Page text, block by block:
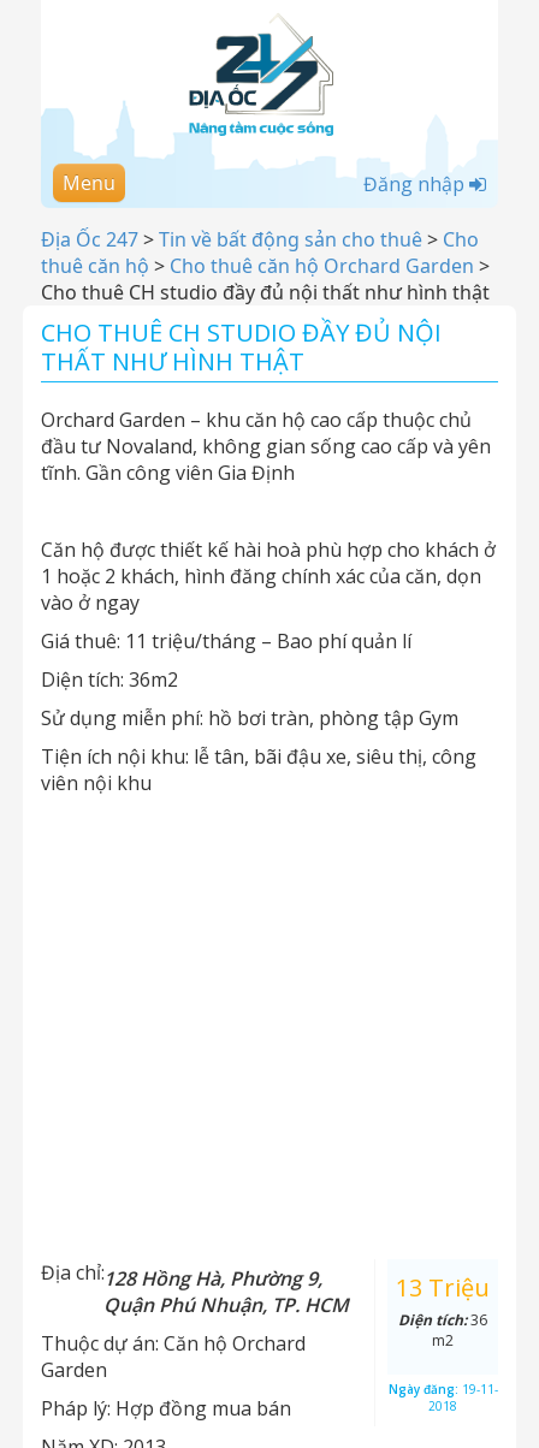
Menu Đăng nhập
Địa Ốc 247>Tin về bất động sản cho thuê> Cho
thuê căn hộ > Cho thuê căn hộ Orchard Garden >
Cho thuê CH studio đầy đủ nội thất như hình thật
CHO THUÊ CH STUDIO ĐẦY ĐỦ NỘI
THẤT NHƯ HÌNH THẬT
Orchard Garden – khu căn hộ cao cấp thuộc chủ
đầu tư Novaland, không gian sống cao cấp và yên
tĩnh. Gần công viên Gia Định
Căn hộ được thiết kế hài hoà phù hợp cho khách ở
1 hoặc 2 khách, hình đăng chính xác của căn, dọn
vào ở ngay
Giá thuê: 11 triệu/tháng – Bao phí quản lí
Diện tích: 36m2
Sử dụng miễn phí: hồ bơi tràn, phòng tập Gym
Tiện ích nội khu: lễ tân, bãi đậu xe, siêu thị, công
viên nội khu
Địa chỉ:128 Hồng Hà, Phường 9,
Quận Phú Nhuận, TP. HCM
Thuộc dự án: Căn hộ Orchard
Garden
Pháp lý: Hợp đồng mua bán
13 Triệu
Diện tích:36
m2
Ngày đăng: 19-11-
2018